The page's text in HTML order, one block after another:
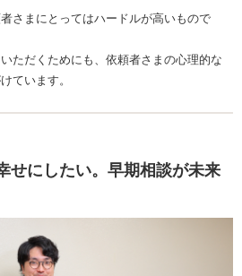
さまにとってはハードルが高いもので
ただくためにも、依頼者さまの心理的な
ています。
せにしたい。早期相談が未来